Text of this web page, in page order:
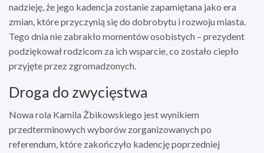
nadzieję, że jego kadencja zostanie zapamiętana jako era
zmian, które przyczynią się do dobrobytu i rozwoju miasta.
Tego dnia nie zabrakło momentów osobistych – prezydent
podziękował rodzicom za ich wsparcie, co zostało ciepło
przyjęte przez zgromadzonych.
Droga do zwycięstwa
Nowa rola Kamila Żbikowskiego jest wynikiem
przedterminowych wyborów zorganizowanych po
referendum, które zakończyło kadencję poprzedniej